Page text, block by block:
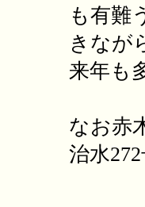
も有難
きなが
来年も
なお赤
治水